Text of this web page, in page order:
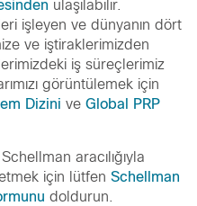
ulaşılabilir.
işleyen ve dünyanın dört
ve iştiraklerimizden
iş süreçlerimiz
görüntülemek için
Dizini ve Global PRP
aracılığıyla
için lütfen Schellman
doldurun.